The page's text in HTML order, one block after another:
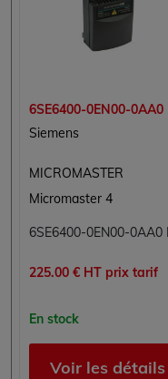
6SE6400-0EN00-0AA0
Siemens
MICROMASTER
Micromaster 4
225.00 € HT prix tarif
En stock
Voir les détails